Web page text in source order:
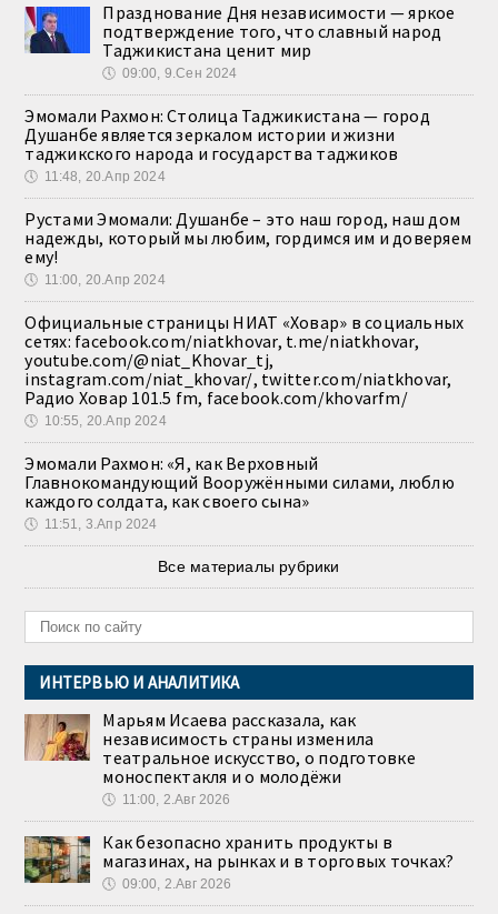
Празднование Дня независимости — яркое
подтверждение того, что славный народ
Таджикистана ценит мир
🕔 09:00, 9.Сен 2024
Эмомали Рахмон: Столица Таджикистана — город
Душанбе является зеркалом истории и жизни
таджикского народа и государства таджиков
🕔 11:48, 20.Апр 2024
Рустами Эмомали: Душанбе – это наш город, наш дом
надежды, который мы любим, гордимся им и доверяем
ему!
🕔 11:00, 20.Апр 2024
Официальные страницы НИАТ «Ховар» в социальных
сетях: facebook.com/niatkhovar, t.me/niatkhovar,
youtube.com/@niat_Khovar_tj,
instagram.com/niat_khovar/, twitter.com/niatkhovar,
Радио Ховар 101.5 fm, facebook.com/khovarfm/
🕔 10:55, 20.Апр 2024
Эмомали Рахмон: «Я, как Верховный
Главнокомандующий Вооружёнными силами, люблю
каждого солдата, как своего сына»
🕔 11:51, 3.Апр 2024
Все материалы рубрики
ИНТЕРВЬЮ И АНАЛИТИКА
Марьям Исаева рассказала, как
независимость страны изменила
театральное искусство, о подготовке
моноспектакля и о молодёжи
🕔 11:00, 2.Авг 2026
Как безопасно хранить продукты в
магазинах, на рынках и в торговых точках?
🕔 09:00, 2.Авг 2026